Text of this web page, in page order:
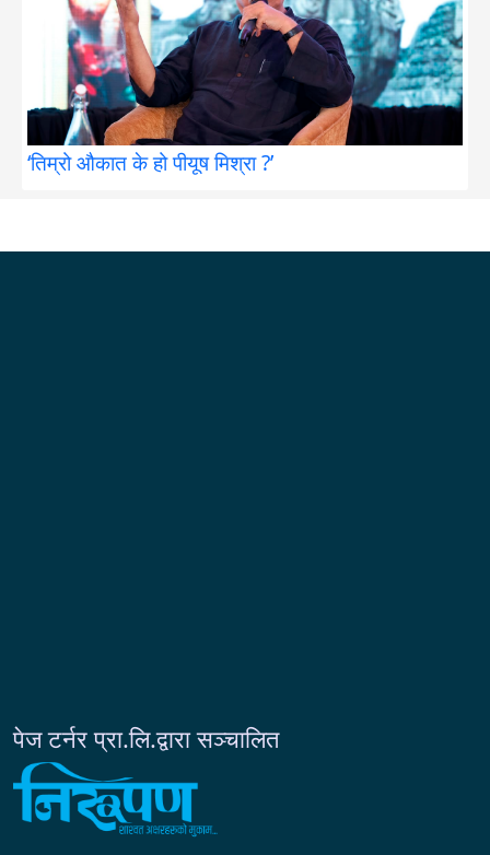
‘तिम्रो औकात के हो पीयूष मिश्रा ?’
पेज टर्नर प्रा.लि.द्वारा सञ्चालित